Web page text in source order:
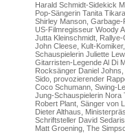
Harald Schmidt-Sidekick
Pop-Sängerin Tanita
Shirley Manson, Garbage-
US-Filmregisseur Woody
Jutta Kleinschmidt, Rallye-
John Cleese, Kult-Komiker,
Schauspielerin Juliette
Gitarristen-Legende Al Di
Rocksänger Daniel Johns,
Sido, provozierender
Coco Schumann, Swing-
Jung-Schauspielerin Nora
Robert Plant, Sänger von
Dieter Althaus,
Schriftsteller David
Matt Groening, The